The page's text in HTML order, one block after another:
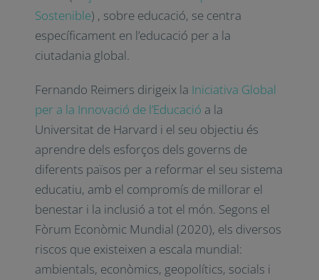
Sostenible) , sobre educació, se centra
específicament en l’educació per a la
ciutadania global.
Fernando Reimers dirigeix la Iniciativa Global
per a la Innovació de l’Educació a la
Universitat de Harvard i el seu objectiu és
aprendre dels esforços dels governs de
diferents països per a reformar el seu sistema
educatiu, amb el compromís de millorar el
benestar i la inclusió a tot el món. Segons el
Fòrum Econòmic Mundial (2020), els diversos
riscos que existeixen a escala mundial:
ambientals, econòmics, geopolítics, socials i